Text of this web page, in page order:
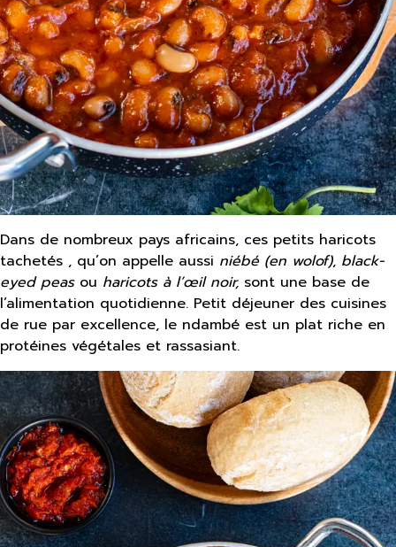
Dans de nombreux pays africains, ces petits haricots
tachetés , qu’on appelle aussi niébé (en wolof), black-
eyed peasou haricots à l’œil noir, sont une base de
l’alimentation quotidienne. Petit déjeuner des cuisines
de rue par excellence, le ndambé est un plat riche en
protéines végétales et rassasiant.